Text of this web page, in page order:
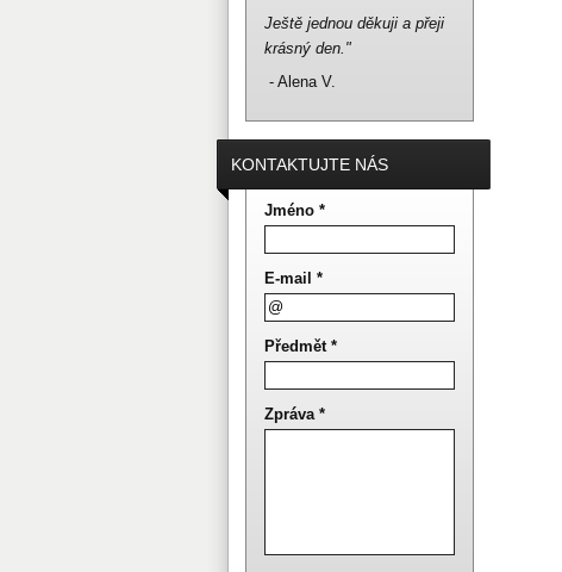
Ještě jednou děkuji a přeji
krásný den."
- Alena V.
KONTAKTUJTE NÁS
Jméno *
E-mail *
Předmět *
Zpráva *